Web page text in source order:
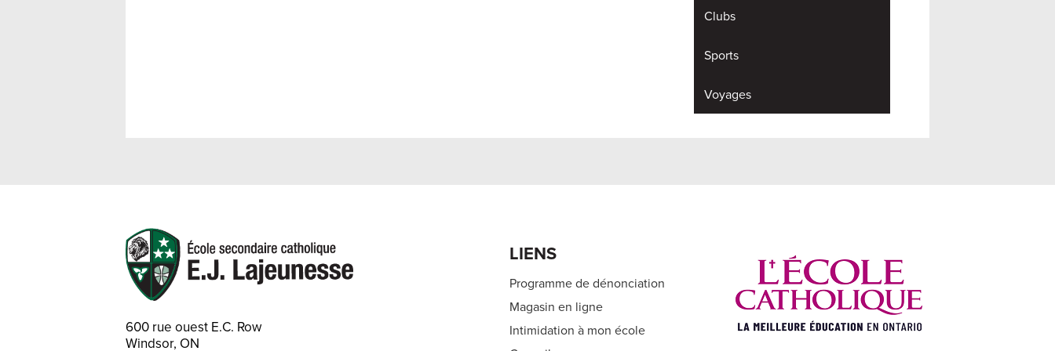
Clubs
Sports
Voyages
École Secondaire E.J.
600 rue ouest E.C. Row
Windsor, ON
LIENS
Programme de dénonciation
Magasin en ligne
Intimidation à mon école